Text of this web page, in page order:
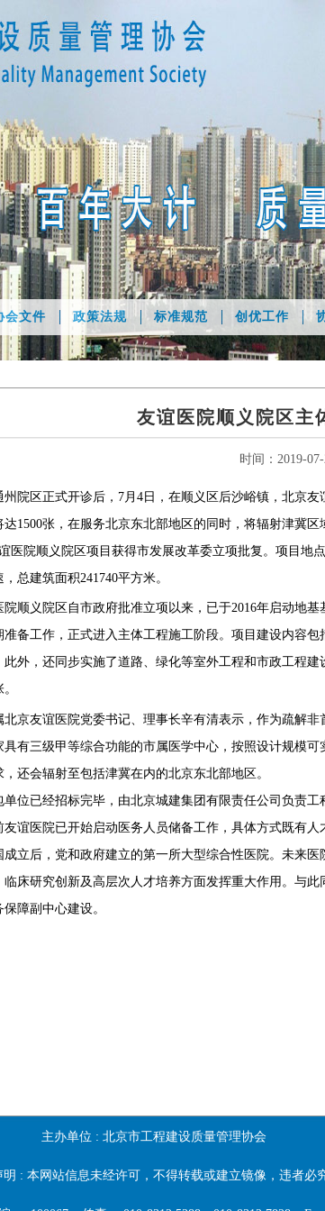
会文件 政策法规 标准规范 创优工作
友谊医院顺义院区主
时间：2019-
区正式开诊后，7月4日，在顺义区后沙峪镇，北京友
1500张，在服务北京东北部地区的同时，将辐射津冀区
院顺义院区项目获得市发展改革委立项批复。项目地
总建筑面积241740平方米。
顺义院区自市政府批准立项以来，已于2016年启动地
备工作，正式进入主体工程施工阶段。项目建设内容
外，还同步实施了道路、绿化等室外工程和市政工程
友谊医院党委书记、理事长辛有清表示，作为疏解非
具有三级甲等综合功能的市属医学中心，按照设计规模
还会辐射至包括津冀在内的北京东北部地区。
已经招标完毕，由北京城建集团有限责任公司负责工
医院已开始启动医务人员储备工作，具体方式既有人
后，党和政府建立的第一所大型综合性医院。未来医
床研究创新及高层次人才培养方面发挥重大作用。与
障副中心建设。
主办单位 : 北京市工程建设质量管理协会
明 : 本网站信息未经许可，不得转载或建立镜像，违者必